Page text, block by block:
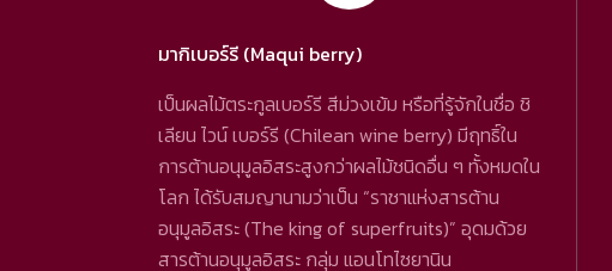
มากิเบอร์รี (Maqui berry)
เป็นผลไม้ตระกูลเบอร์รี สีม่วงเข้ม หรือที่รู้จักในชื่อ ชิ
เลียน ไวน์ เบอร์รี (Chilean wine berry) มีฤทธิ์ใน
การต้านอนุมูลอิสระสูงกว่าผลไม้ชนิดอื่น ๆ ทั้งหมดใน
โลก ได้รับสมญานามว่าเป็น “ราชาแห่งสารต้าน
อนุมูลอิสระ (The king of superfruits)” อุดมด้วย
สารต้านอนุมูลอิสระ กลุ่ม แอนโทไซยานิน